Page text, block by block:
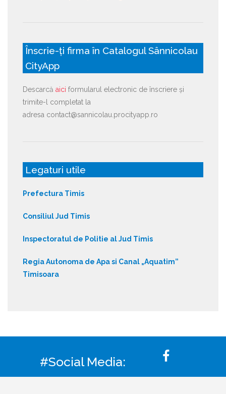
Înscrie-ți firma în Catalogul Sânnicolau
CityApp
Descarcă aici formularul electronic de înscriere și
trimite-l completat la
adresa contact@sannicolau.procityapp.ro
Legaturi utile
Prefectura Timis
Consiliul Jud Timis
Inspectoratul de Politie al Jud Timis
Regia Autonoma de Apa si Canal „Aquatim”
Timisoara
#Social Media: